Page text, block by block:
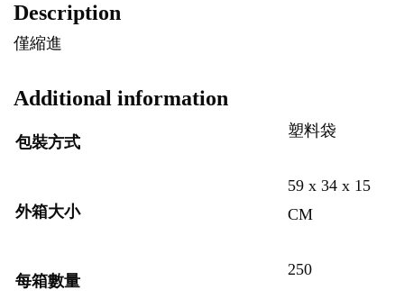
Description
僅縮進
Additional information
包裝方式
塑料袋
外箱大小
59 x 34 x 15
CM
每箱數量
250